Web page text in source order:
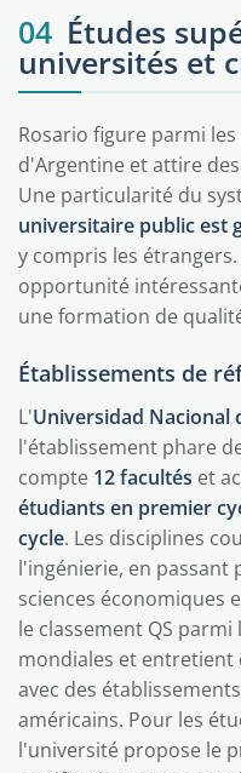
04 Études
universités et
Rosario figure parmi
d'Argentine et attire
Une particularité du
universitaire public est
y compris les
opportunité
une formation de
Établissements de
L'Universidad Nacional
l'établissement phare
compte 12 facultés et
étudiants en premier
cycle. Les disciplines
l'ingénierie, en passant
sciences économiques
le classement QS
mondiales et entretient
avec des
américains. Pour les
l'université propose le